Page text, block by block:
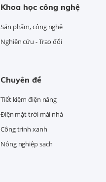
Khoa học công nghệ
Sản phẩm, công nghệ
Nghiên cứu - Trao đổi
Chuyên đề
Tiết kiệm điện năng
Điện mặt trời mái nhà
Công trình xanh
Nông nghiệp sạch